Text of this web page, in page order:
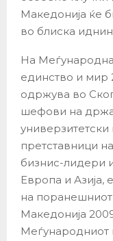
Македонија ќе
во блиска
На
единство и мир
одржува во
шефови на
претставници
бизнис-лидери
Европа и Азија,
на
Македонија
Меѓународниот